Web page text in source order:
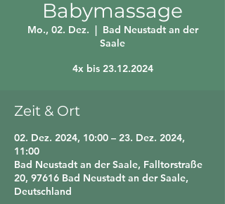
Babymassage
Mo., 02. Dez.
  |
Bad Neustadt an der
Saale
4x bis 23.12.2024
Zeit & Ort
02. Dez. 2024, 10:00 – 23. Dez. 2024,
11:00
Bad Neustadt an der Saale, Falltorstraße
20, 97616 Bad Neustadt an der Saale,
Deutschland